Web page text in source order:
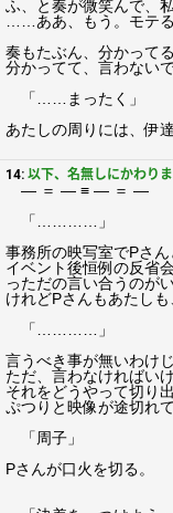
ふ、と奏が微笑んで、
……ああ、もう。モテる
奏もたぶん、分かってる
分かってて、言わない
「……まったく」
あたしの周りには、伊
14: 以下、名無しにかわり
― ＝ ― ≡ ― ＝ ―
「…………」
事務所の映写室でPさん
イベント後恒例の反省
っただの言い合うのが
けれどPさんもあたし
「…………」
言うべき事が無いわけじ
ただ、言わなければい
それをどうやって切り
ぷつりと映像が途切れ
「周子」
Pさんが口火を切る。